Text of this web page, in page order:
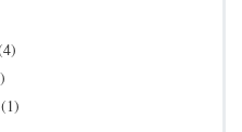
(1)